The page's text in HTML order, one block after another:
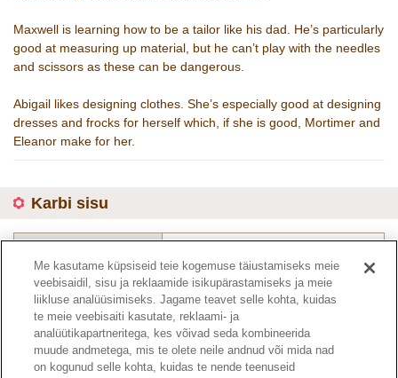
Maxwell is learning how to be a tailor like his dad. He’s particularly
good at measuring up material, but he can’t play with the needles
and scissors as these can be dangerous.
Abigail likes designing clothes. She’s especially good at designing
dresses and frocks for herself which, if she is good, Mortimer and
Eleanor make for her.
Karbi sisu
Kataloogi leht
Me kasutame küpsiseid teie kogemuse täiustamiseks meie
veebisaidil, sisu ja reklaamide isikupärastamiseks ja meie
liikluse analüüsimiseks. Jagame teavet selle kohta, kuidas
te meie veebisaiti kasutate, reklaami- ja
analüütikapartneritega, kes võivad seda kombineerida
muude andmetega, mis te olete neile andnud või mida nad
on kogunud selle kohta, kuidas te nende teenuseid